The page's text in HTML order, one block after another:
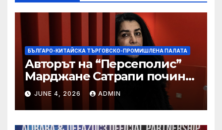
БЪЛГАРО-КИТАЙСКА ТЪРГОВСКО-ПРОМИШЛЕНА ПАЛАТА
Авторът на “Персеполис”
Марджане Сатрапи почина
“от тъга” на 56 години
JUNE 4, 2026 ADMIN